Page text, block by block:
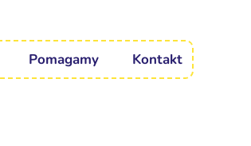
Pomagamy Kontakt